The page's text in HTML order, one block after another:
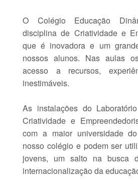
O Colégio Educação
disciplina de Criatividade e
que é inovadora e um
nossos alunos. Nas aulas
acesso a recursos,
inestimáveis.
As instalações do
Criatividade e
com a maior universidade
nosso colégio e podem ser
jovens, um salto na busca
internacionalização da